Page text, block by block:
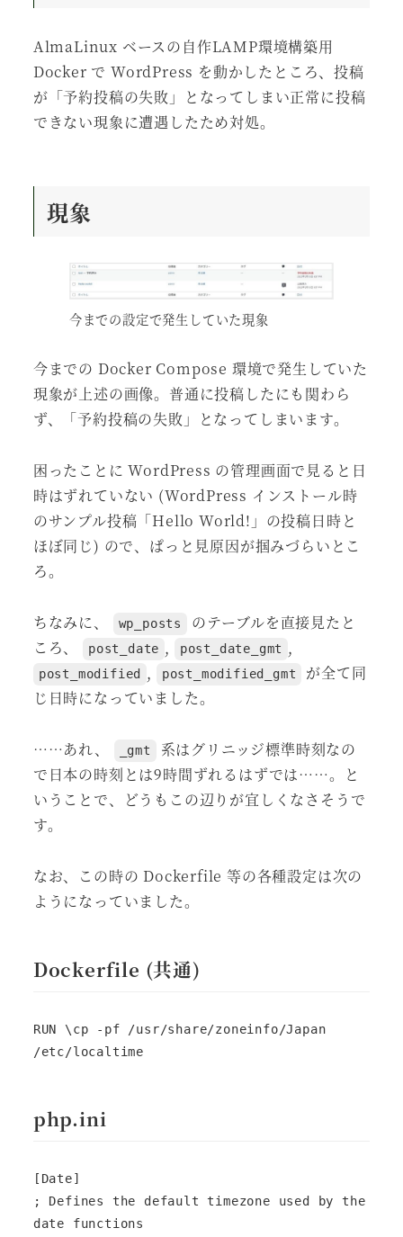
AlmaLinux ベースの自作LAMP環境構築用
Docker で WordPress を動かしたところ、投稿
が「予約投稿の失敗」となってしまい正常に投稿
できない現象に遭遇したため対処。
現象
今までの設定で発生していた現象
今までの Docker Compose 環境で発生していた
現象が上述の画像。普通に投稿したにも関わら
ず、「予約投稿の失敗」となってしまいます。
困ったことに WordPress の管理画面で見ると日
時はずれていない (WordPress インストール時
のサンプル投稿「Hello World!」の投稿日時と
ほぼ同じ) ので、ぱっと見原因が掴みづらいとこ
ろ。
ちなみに、 wp_posts
のテーブルを直接見たと
ころ、
post_date , post_date_gmt ,
post_modified , post_modified_gmt
が全て同
じ日時になっていました。
……あれ、 _gmt
系はグリニッジ標準時刻なの
で日本の時刻とは9時間ずれるはずでは……。と
いうことで、どうもこの辺りが宜しくなさそうで
す。
なお、この時の Dockerfile 等の各種設定は次の
ようになっていました。
Dockerfile (共通)
RUN \cp -pf /usr/share/zoneinfo/Japan
/etc/localtime
php.ini
[Date]
; Defines the default timezone used by the
date functions